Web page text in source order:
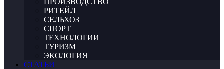
ПРОИЗВОДСТВО
РИТЕЙЛ
СЕЛЬХОЗ
СПОРТ
ТЕХНОЛОГИИ
ТУРИЗМ
ЭКОЛОГИЯ
СТАТЬИ